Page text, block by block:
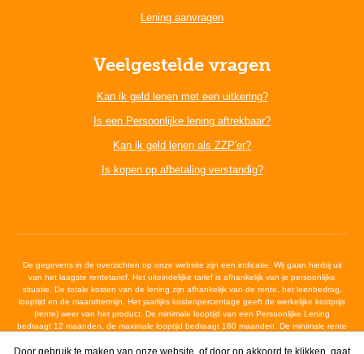
Door gebruik te maken van onze website, of door op akkoord te klikken, gaat
Lening aanvragen
Veelgestelde vragen
Kan ik geld lenen met een uitkering?
Is een Persoonlijke lening aftrekbaar?
Kan ik geld lenen als ZZP'er?
Is kopen op afbetaling verstandig?
De gegevens in de overzichten op onze website zijn een indicatie. Wij gaan hierbij uit
van het laagste rentetarief. Het uiteindelijke tarief is afhankelijk van je persoonlijke
situatie. De totale kosten van de lening zijn afhankelijk van de rente, het leenbedrag,
looptijd en de maandtermijn. Het jaarlijks kostenpercentage geeft de werkelijke kostprijs
(rente) weer van het product. De minimale looptijd van een Persoonlijke Lening
bedraagt 12 maanden, de maximale looptijd bedraagt 180 maanden. De minimale rente